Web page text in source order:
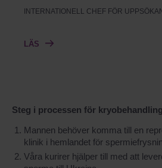
INTERNATIONELL CHEF FÖR
LÄS
Steg i processen för
Mannen behöver komma till en
klinik i hemlandet för
Våra kurirer hjälper till med att